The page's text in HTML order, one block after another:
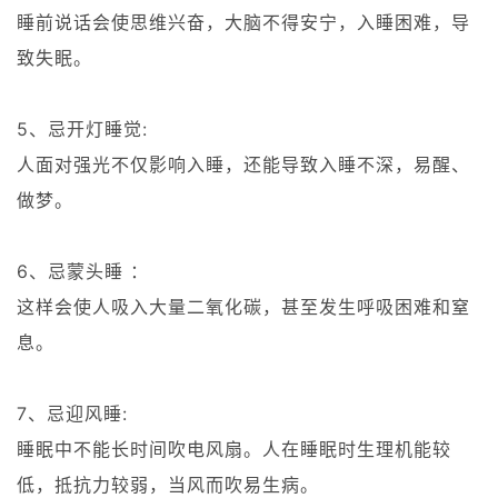
睡前说话会使思维兴奋，大脑不得安宁，入睡困难，导
致失眠。
5、忌开灯睡觉:
人面对强光不仅影响入睡，还能导致入睡不深，易醒、
做梦。
6、忌蒙头睡 ：
这样会使人吸入大量二氧化碳，甚至发生呼吸困难和窒
息。
7、忌迎风睡:
睡眠中不能长时间吹电风扇。人在睡眠时生理机能较
低，抵抗力较弱，当风而吹易生病。